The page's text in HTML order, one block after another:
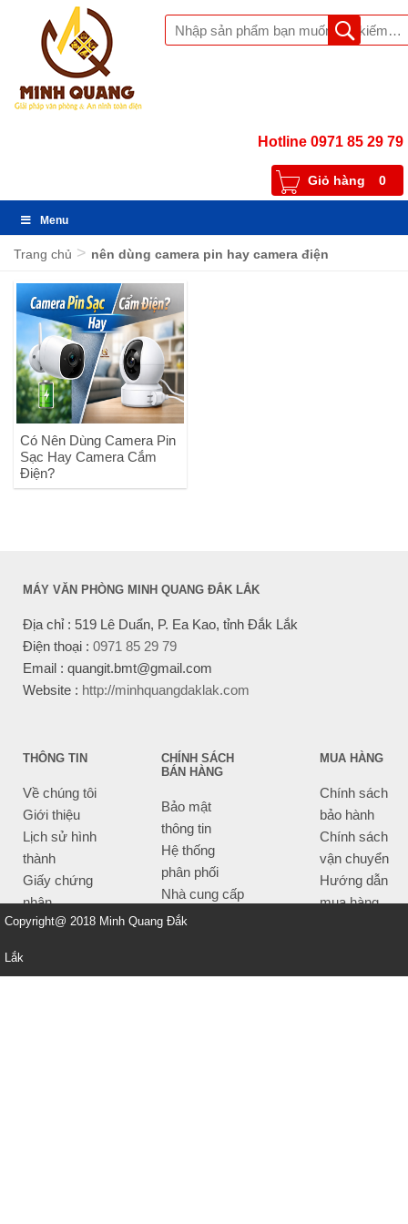
Hotline 0971 85 29 79
Giỏ hàng 0
Menu
Trang chủ > nên dùng camera pin hay camera điện
Có Nên Dùng Camera Pin
Sạc Hay Camera Cắm
Điện?
MÁY VĂN PHÒNG MINH QUANG ĐẮK LẮK
Địa chỉ : 519 Lê Duẩn, P. Ea Kao, tỉnh Đắk Lắk
Điện thoại : 0971 85 29 79
Email : quangit.bmt@gmail.com
Website : http://minhquangdaklak.com
THÔNG TIN
Về chúng tôi
Giới thiệu
Lịch sử hình
thành
Giấy chứng
nhận
CHÍNH SÁCH
BÁN HÀNG
Bảo mật
thông tin
Hệ thống
phân phối
Nhà cung cấp
Tiêu chí bán
MUA HÀNG
Chính sách
bảo hành
Chính sách
vận chuyển
Hướng dẫn
mua hàng
Copyright@ 2018 Minh Quang Đắk
Lắk